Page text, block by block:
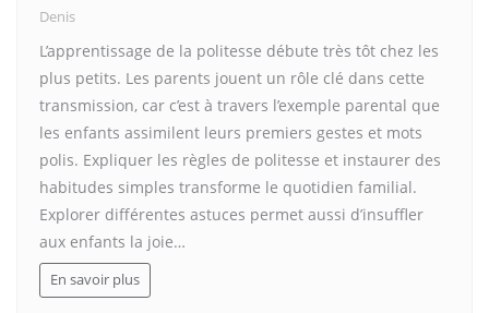
Denis
L’apprentissage de la politesse débute très tôt chez les
plus petits. Les parents jouent un rôle clé dans cette
transmission, car c’est à travers l’exemple parental que
les enfants assimilent leurs premiers gestes et mots
polis. Expliquer les règles de politesse et instaurer des
habitudes simples transforme le quotidien familial.
Explorer différentes astuces permet aussi d’insuffler
aux enfants la joie…
En savoir plus